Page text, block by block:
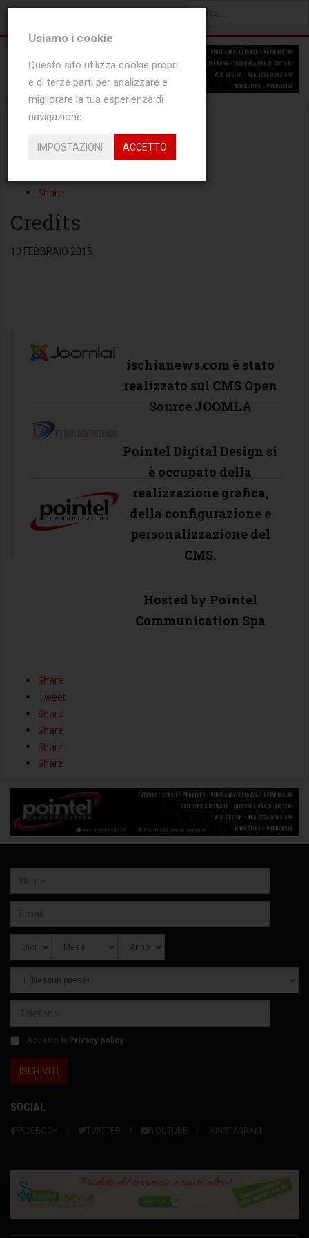
Type 2 or more characters
for results.
Share
Tweet
Share
Share
Credits
10 FEBBRAIO 2015
ischianews.com è stato
realizzato sul CMS Open
Source JOOMLA
Pointel Digital Design si
è occupato della
realizzazione grafica,
della configurazione e
personalizzazione del
CMS.
Hosted by Pointel
Communication Spa
Share
Tweet
Share
Share
Share
Share
Accetto la Privacy policy
SOCIAL
FACEBOOK TWITTER YOUTUBE INSTAGRAM
Usiamo i cookie
Questo sito utilizza cookie propri
e di terze parti per analizzare e
migliorare la tua esperienza di
navigazione.
IMPOSTAZIONI ACCETTO